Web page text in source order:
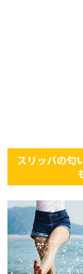
スリッパの匂